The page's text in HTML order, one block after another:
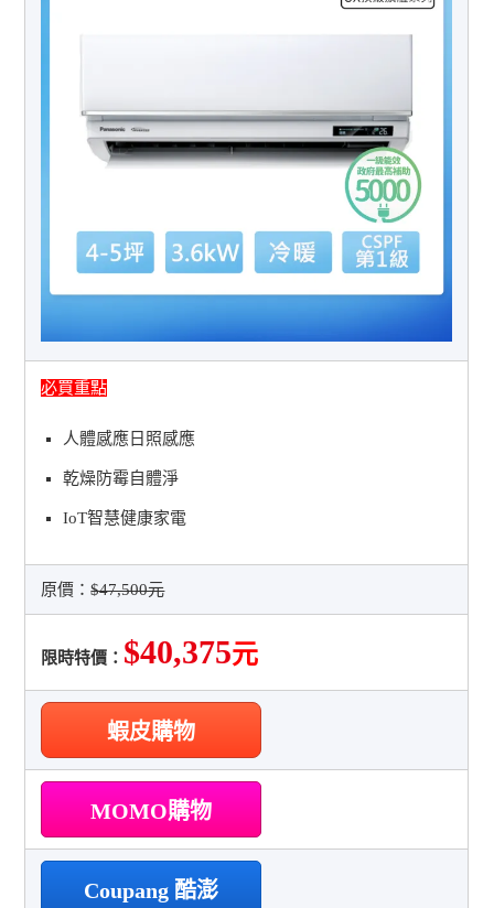
必買重點
人體感應日照感應
乾燥防霉自體淨
IoT智慧健康家電
原價：$47,500元
限時特價： $40,375元
蝦皮購物
MOMO購物
Coupang 酷澎